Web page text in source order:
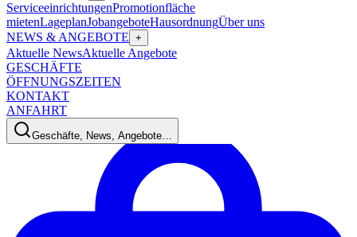
ServiceeinrichtungenPromotionfläche
mietenLageplanJobangeboteHausordnungÜber uns
NEWS & ANGEBOTE +
Aktuelle NewsAktuelle Angebote
GESCHÄFTE
ÖFFNUNGSZEITEN
KONTAKT
ANFAHRT
Geschäfte, News, Angebote…